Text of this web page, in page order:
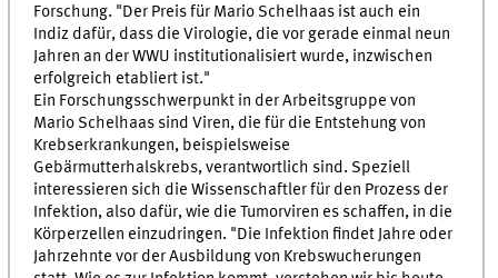
Forschung. "Der Preis für Mario Schelhaas ist auch ein
Indiz dafür, dass die Virologie, die vor gerade einmal neun
Jahren an der WWU institutionalisiert wurde, inzwischen
erfolgreich etabliert ist."
Ein Forschungsschwerpunkt in der Arbeitsgruppe von
Mario Schelhaas sind Viren, die für die Entstehung von
Krebserkrankungen, beispielsweise
Gebärmutterhalskrebs, verantwortlich sind. Speziell
interessieren sich die Wissenschaftler für den Prozess der
Infektion, also dafür, wie die Tumorviren es schaffen, in die
Körperzellen einzudringen. "Die Infektion findet Jahre oder
Jahrzehnte vor der Ausbildung von Krebswucherungen